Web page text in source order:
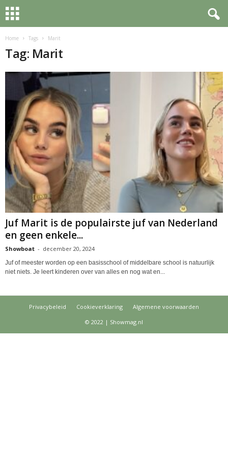
Home Tags Marit
Tag: Marit
Juf Marit is de populairste juf van Nederland
en geen enkele...
Showboat - december 20, 2024
Juf of meester worden op een basisschool of middelbare school is natuurlijk
niet niets. Je leert kinderen over van alles en nog wat en...
Privacybeleid Cookieverklaring
Algemene voorwaarden
© 2022 | Showmag.nl